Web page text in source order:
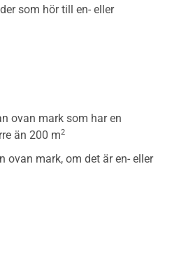
som hör till en- eller
ovan mark som har en
än 200 m2
ovan mark, om det är en- eller